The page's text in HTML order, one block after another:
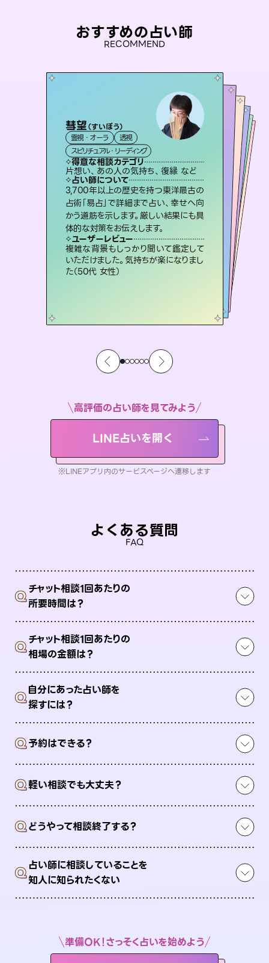
おすすめの占い師
RECOMMEND
彗望（すいぼう）
霊視・オーラ
透視
スピリチュアル・リーディング
得意な相談カテゴリ
片想い、あの人の気持ち、復縁 など
占い師について
3,700年以上の歴史を持つ東洋最古の
占術「易占」で詳細まで占い、幸せへ向
かう道筋を示します。厳しい結果にも具
体的な対策をお伝えします。
ユーザーレビュー
複雑な背景もしっかり聞いて鑑定して
いただけました。気持ちが楽になりまし
た（50代 女性）
アイリス -iris-
西洋占星術 タロット
ルーン
得意な相談カテゴリ
恋愛総合、片想い、二人の未来 など
占い師について
復縁、恋愛、不倫の行方、同性愛や片
思い、仕事関係や借金問題まで知りた
いことや心の負担になっていることを
紐解き、背中をそっと押して導きます。
ユーザーレビュー
安心感のあり、言い切ってくれる所や濁
さない鑑定のおかげで、毎回自分の気
持ちを整えられます（30代 男性）
おう 霊感オラクル
霊視・オーラ
オラクルカード
得意な相談カテゴリ
恋愛総合、あの人の気持ち など
占い師について
霊視×オラクルカードを使って「今」と
「未来」そして「気になるあの人の気持
ち」まで丁寧に読み解き、恋や人生のヒ
ントを優しく引き出します。
ユーザーレビュー
不安な気持ちが嘘みたいに晴れまし
た…！よく視えていらっしゃるんだなと
感じました（40代 女性）
未来視師＊花
霊視・オーラ
スピリチュアル・リーディング
得意な相談カテゴリ
出逢い、片想い、復縁 など
占い師について
未来には何パターンもの選択肢があります。不安で視えにくくなっているあなたの素敵な未来を見つけ、その未来を選択できるようアドバイスします。
ユーザーレビュー
職場の人の性質や人間関係、本心など
本当によく視えていてびっくり。対策が
打てて前向きになれます（40代）
セラピスト理恵
霊視・オーラ
スピリチュアル・リーディング
得意な相談カテゴリ
片想い、二人の未来、年の差 など
占い師について
連絡再開、復縁、成就などの報告実績
多数。セラピストとして2万超の施術経
験があるからこそできる鑑定で、より良
い未来をサポートします。
ユーザーレビュー
とても心温まる鑑定でした。しかもこち
らは何も言っていないのに視えていらっ
しゃるんだなと驚きです（30代女性）
桃源珠羽
霊視・オーラ タロット
スピリチュアル・リーディング
得意な相談カテゴリ
片想い、あの人の気持ち、復縁 など
占い師について
恋愛のお悩みの中でも特に「曖昧な関
係」の相談を得意としており、友達以上
恋人未満なお相手との今後や本音を丁
寧に読み解き恋愛成就へと導きます。
ユーザーレビュー
鑑定していただいてアドバイス通りに行
動すると仲が復活してきました。ありが
とうございました（40代 女性）
高評価の占い師を見てみよう
LINE占いを開く
※LINEアプリ内のサービスページへ遷移します
よくある質問
FAQ
Qチャット相談1回あたりの
所要時間は？
Qチャット相談1回あたりの
相場の金額は？
Q自分にあった占い師を
探すには？
Q予約はできる？
Q軽い相談でも大丈夫？
Qどうやって相談終了する？
Q占い師に相談していることを
知人に知られたくない
準備OK！さっそく占いを始めよう